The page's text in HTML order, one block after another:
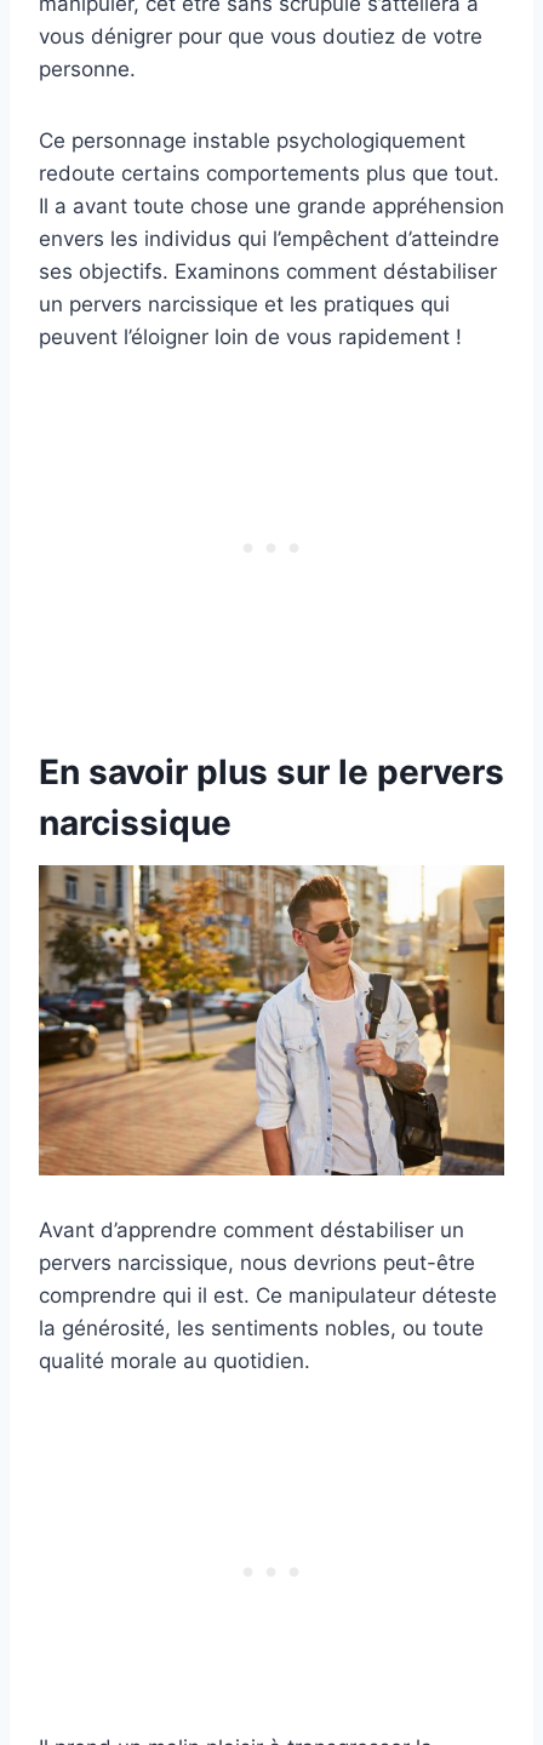
vous dénigrer pour que vous doutiez de votre
personne.
Ce personnage instable psychologiquement
redoute certains comportements plus que tout.
Il a avant toute chose une grande appréhension
envers les individus qui l’empêchent d’atteindre
ses objectifs. Examinons comment déstabiliser
un pervers narcissique et les pratiques qui
peuvent l’éloigner loin de vous rapidement !
En savoir plus sur le pervers
narcissique
Avant d’apprendre comment déstabiliser un
pervers narcissique, nous devrions peut-être
comprendre qui il est. Ce manipulateur déteste
la générosité, les sentiments nobles, ou toute
qualité morale au quotidien.